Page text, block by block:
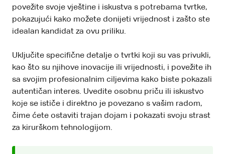
povežite svoje vještine i iskustva s potrebama tvrtke,
pokazujući kako možete donijeti vrijednost i zašto ste
idealan kandidat za ovu priliku.
Uključite specifične detalje o tvrtki koji su vas privukli,
kao što su njihove inovacije ili vrijednosti, i povežite ih
sa svojim profesionalnim ciljevima kako biste pokazali
autentičan interes. Uvedite osobnu priču ili iskustvo
koje se ističe i direktno je povezano s vašim radom,
čime ćete ostaviti trajan dojam i pokazati svoju strast
za kirurškom tehnologijom.